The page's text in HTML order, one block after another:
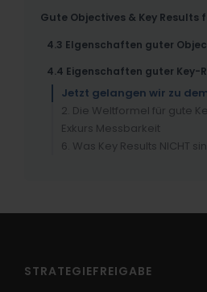
Gute Objectives & Key
4.3 EIgenschaften guter
4.4 Eigenschaften guter Key-
Jetzt gelangen wir zu
2. Die Weltformel für gute
Exkurs Messbarkeit
6. Was Key Results NICHT
STRATEGIEFREIGABE